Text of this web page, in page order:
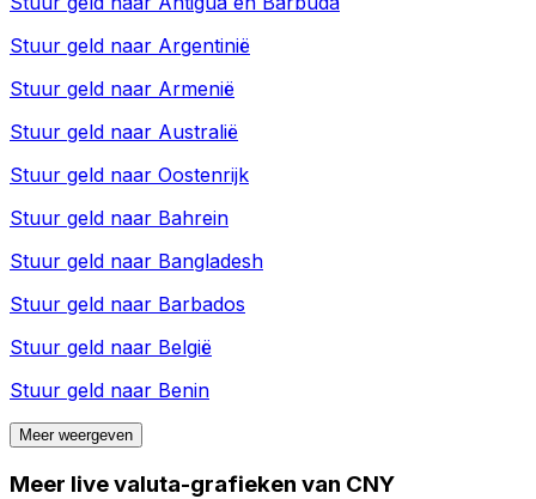
Stuur geld naar Argentinië
Stuur geld naar Armenië
Stuur geld naar Australië
Stuur geld naar Oostenrijk
Stuur geld naar Bahrein
Stuur geld naar Bangladesh
Stuur geld naar Barbados
Stuur geld naar België
Stuur geld naar Benin
Meer weergeven
Meer live valuta-grafieken van CNY